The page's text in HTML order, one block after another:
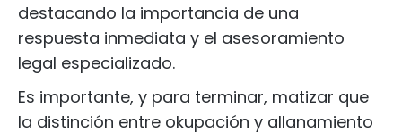
destacando la importancia de una
respuesta inmediata y el asesoramiento
legal especializado.
Es importante, y para terminar, matizar que
la distinción entre okupación y allanamiento